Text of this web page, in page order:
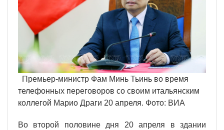
Премьер-министр Фам Минь Тьинь во время
телефонных переговоров со своим итальянским
коллегой Марио Драги 20 апреля. Фото: ВИА
Во второй половине дня 20 апреля в здании